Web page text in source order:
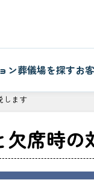
ン葬儀場を探すお
します
席時